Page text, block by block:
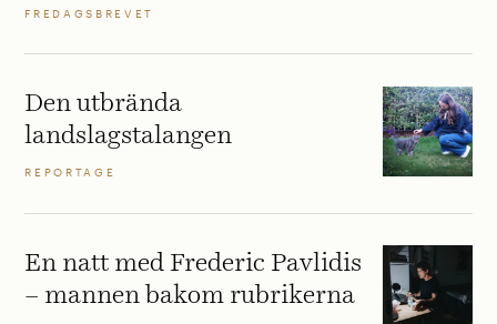
FREDAGSBREVET
Den utbrända
landslagstalangen
REPORTAGE
En natt med Frederic Pavlidis
– mannen bakom rubrikerna